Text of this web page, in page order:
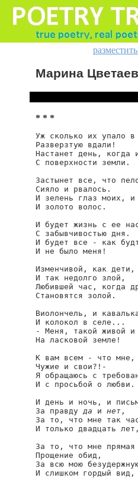
Марина
* * *
Уж сколько их упало в
Разверзтую вдали!
Настанет день, когда
С поверхности земли.
Застынет все, что
Сияло и рвалось.
И зелень глаз моих, и
И золото волос.
И будет жизнь с ее
С забывчивостью дня.
И будет все - как
И не было меня!
Изменчивой, как
И так недолго злой,
Любившей час, когда
Становятся золой.
Виолончель, и
И колокол в селе...
- Меня, такой живой и
На ласковой земле!
К вам всем - что мне,
Чужие и свои?!-
Я обращаюсь с
И с просьбой о любви.
И день и ночь, и
За правду да и нет ,
За то, что мне так
И только двадцать лет,
За то, что мне прямая
Прощение обид,
За всю мою
И слишком гордый вид,